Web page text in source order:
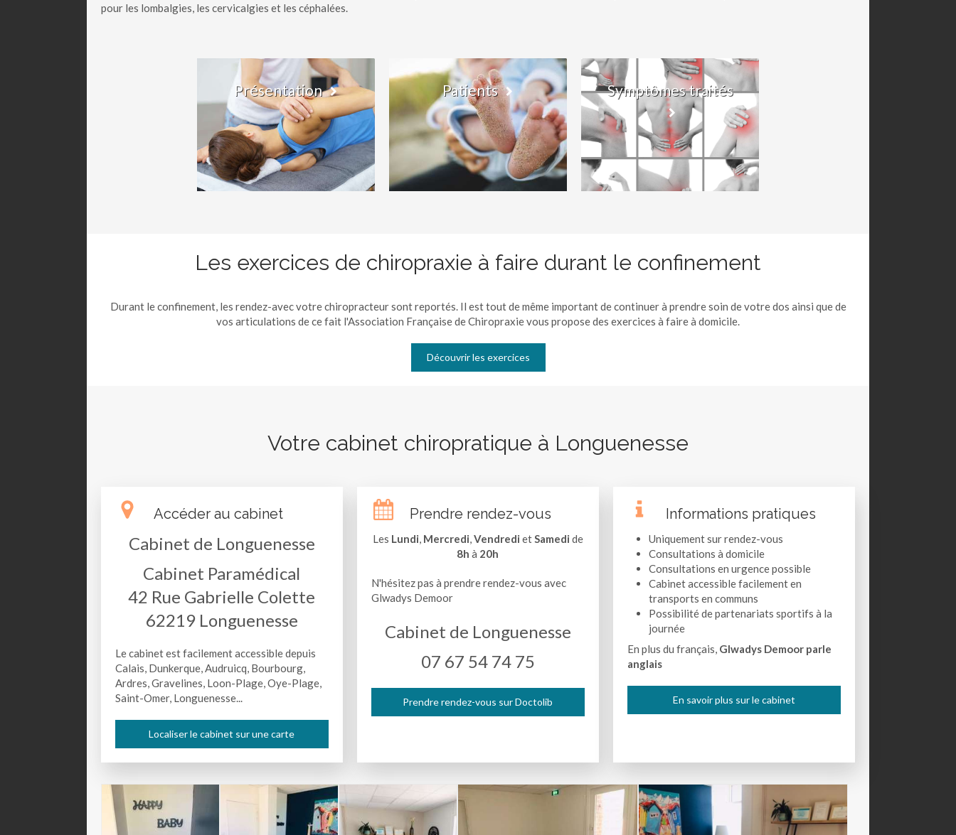
pour les lombalgies, les cervicalgies et les céphalées.
Présentation Patients Symptômes traités
Les exercices de chiropraxie à faire durant le confinement
Durant le confinement, les rendez-avec votre chiropracteur sont reportés. Il est tout de même important de continuer à prendre soin de votre dos ainsi que de
vos articulations de ce fait l'Association Française de Chiropraxie vous propose des exercices à faire à domicile.
Découvrir les exercices
Votre cabinet chiropratique à Longuenesse
Accéder au cabinet
Cabinet de Longuenesse
Cabinet Paramédical
42 Rue Gabrielle Colette
62219 Longuenesse
Le cabinet est facilement accessible depuis
Calais, Dunkerque, Audruicq, Bourbourg,
Ardres, Gravelines, Loon-Plage, Oye-Plage,
Saint-Omer, Longuenesse...
Localiser le cabinet sur une carte
Prendre rendez-vous
Les Lundi, Mercredi,Vendredi etSamedi de
8h à 20h
N'hésitez pas à prendre rendez-vous avec
Glwadys Demoor
Cabinet de Longuenesse
07 67 54 74 75
Prendre rendez-vous sur Doctolib
Informations pratiques
Uniquement sur rendez-vous
Consultations à domicile
Consultations en urgence possible
Cabinet accessible facilement en
transports en communs
Possibilité de partenariats sportifs à la
journée
En plus du français, Glwadys Demoor parle
anglais
En savoir plus sur le cabinet